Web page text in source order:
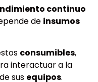
continuo
de insumos
consumibles,
interactuar a la
de sus equipos.